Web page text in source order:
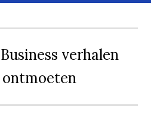
verhalen
ontmoeten